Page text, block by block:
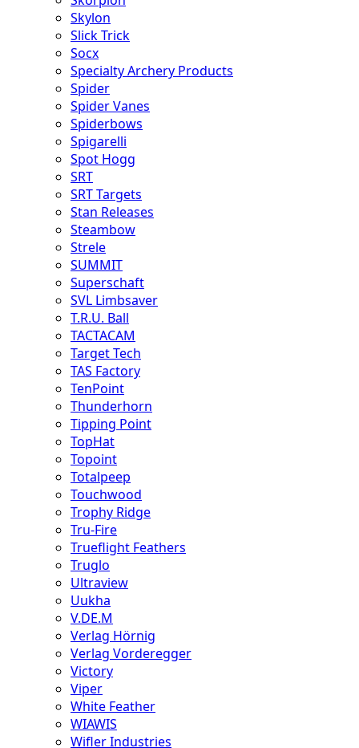
Skylon
Slick Trick
Socx
Specialty Archery Products
Spider
Spider Vanes
Spiderbows
Spigarelli
Spot Hogg
SRT
SRT Targets
Stan Releases
Steambow
Strele
SUMMIT
Superschaft
SVL Limbsaver
T.R.U. Ball
TACTACAM
Target Tech
TAS Factory
TenPoint
Thunderhorn
Tipping Point
TopHat
Topoint
Totalpeep
Touchwood
Trophy Ridge
Tru-Fire
Trueflight Feathers
Truglo
Ultraview
Uukha
V.DE.M
Verlag Hörnig
Verlag Vorderegger
Victory
Viper
White Feather
WIAWIS
Wifler Industries